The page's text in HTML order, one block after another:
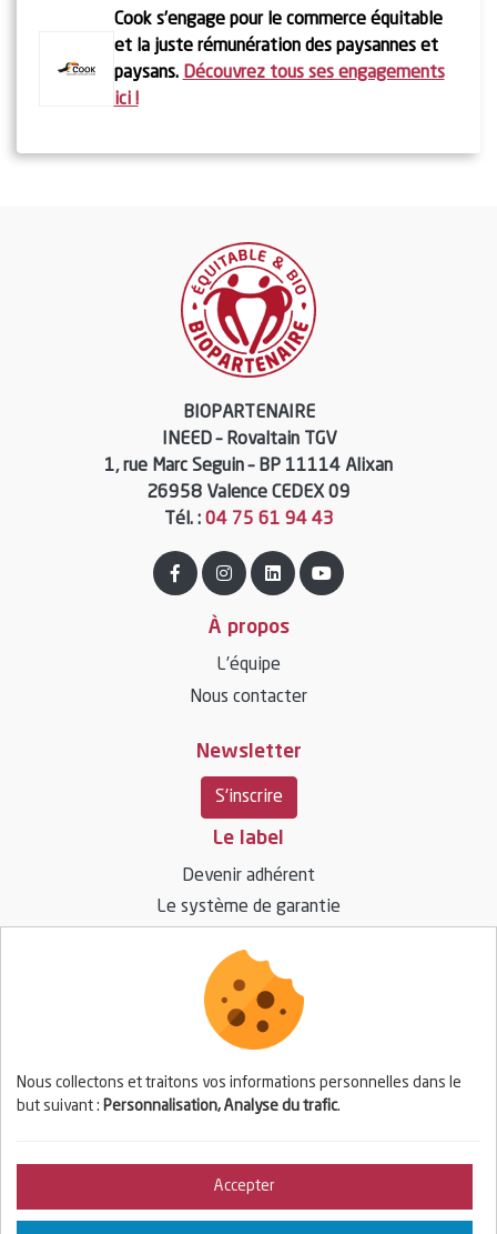
En savoir
En savoir
plus
En savoir
plus
Cook s’engage pour le commerce équitable
et la juste rémunération des paysannes et
paysans. Découvrez tous ses engagements
ici !
BIOPARTENAIRE
INEED – Rovaltain TGV
1, rue Marc Seguin – BP 11114 Alixan
26958 Valence CEDEX 09
Tél. : 04 75 61 94 43
À propos
L’équipe
Nous contacter
Newsletter
S'inscrire
Le label
Devenir adhérent
Le système de garantie
Vos questions / réponses
Espace presse
Se connecter
Nous collectons et traitons vos informations personnelles dans le
but suivant : Personnalisation, Analyse du trafic.
Accepter